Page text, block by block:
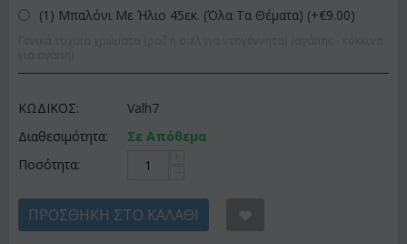
(1) Μπαλόνι Με Ήλιο 45εκ. (Όλα Τα Θέματα) (+€9.00)
ΚΩΔΙΚΟΣ:
Valh7
Διαθεσιμότητα:
Σε Απόθεμα
Ποσότητα:
ΠΡΟΣΘΉΚΗ ΣΤΟ ΚΑΛΆΘΙ